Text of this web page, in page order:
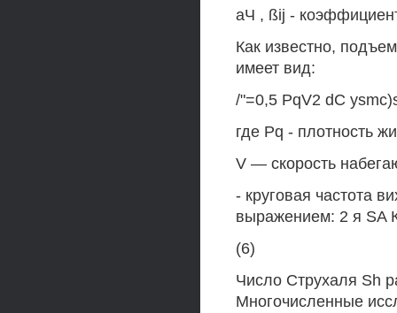
аЧ , ßij -
Как известно,
имеет вид:
/"=0,5 PqV2 dC
где Pq - плотность
V — скорость
- круговая частота
выражением: 2 я SA
(6)
Число Струхаля Sh
Многочисленные